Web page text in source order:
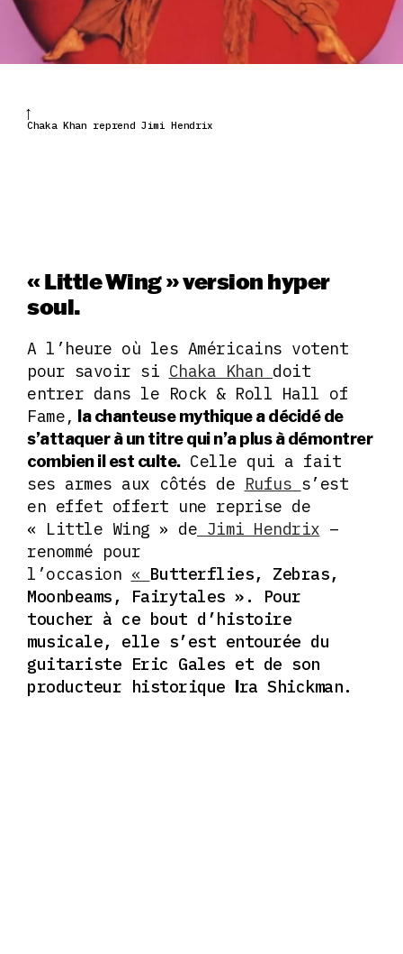
Chaka Khan reprend Jimi Hendrix
« Little Wing » version hyper
soul.
A l’heure où les Américains votent
pour savoir si Chaka Khan doit
entrer dans le Rock & Roll Hall of
Fame, la chanteuse mythique a décidé de
s’attaquer à un titre qui n’a plus à démontrer
combien il est culte.Celle qui a fait
ses armes aux côtés de Rufus s’est
en effet offert une reprise de
« Little Wing » de Jimi Hendrix –
renommé pour
l’occasion « Butterflies, Zebras,
Moonbeams, Fairytales ». Pour
toucher à ce bout d’histoire
musicale, elle s’est entourée du
guitariste Eric Gales et de son
producteur historique Ira Shickman.